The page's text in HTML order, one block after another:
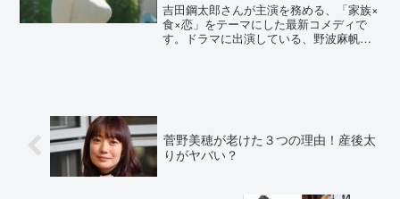
吉田鋼太郎さんが主演を務める、「家族×
食×恋」をテーマにした最新コメディで
す。ドラマに出演している、野波麻帆の
菅野美穂が老けた３つの理由！産後太
りがヤバい？